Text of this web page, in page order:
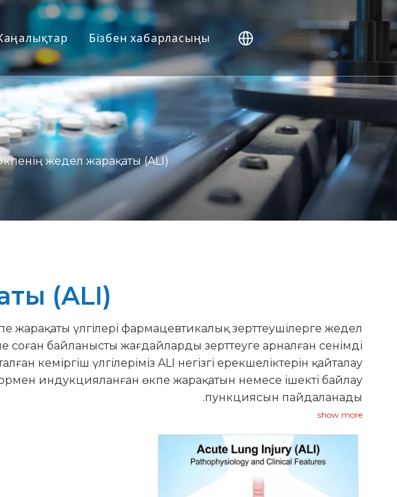
үлгілері
үлгілері
үлгілері
бағалау
және биомаркерлер
сұрақтар
пікірлері
Бізбен хабарласыңы
жедел жарақаты (ALI)
(ALI)
жарақаты үлгілері фармацевтикалық зерттеушілерге жедел
байланысты жағдайларды зерттеуге арналған сенімді
кеміргіш үлгілеріміз ALI негізгі ерекшеліктерін қайталау
индукцияланған өкпе жарақатын немесе ішекті байлау
пункциясын пайдаланады.
show more